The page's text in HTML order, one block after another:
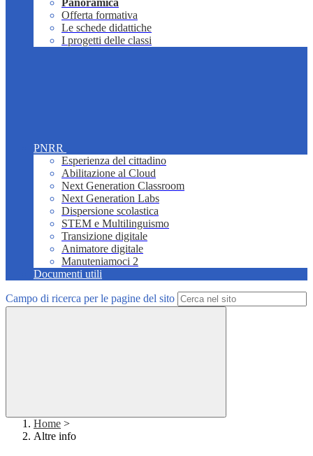
Panoramica
Offerta formativa
Le schede didattiche
I progetti delle classi
PNRR
Esperienza del cittadino
Abilitazione al Cloud
Next Generation Classroom
Next Generation Labs
Dispersione scolastica
STEM e Multilinguismo
Transizione digitale
Animatore digitale
Manuteniamoci 2
Documenti utili
Campo di ricerca per le pagine del sito
Home >
Altre info